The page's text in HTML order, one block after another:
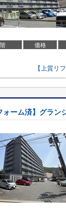
価格
【上質リ
ォーム済】グラン